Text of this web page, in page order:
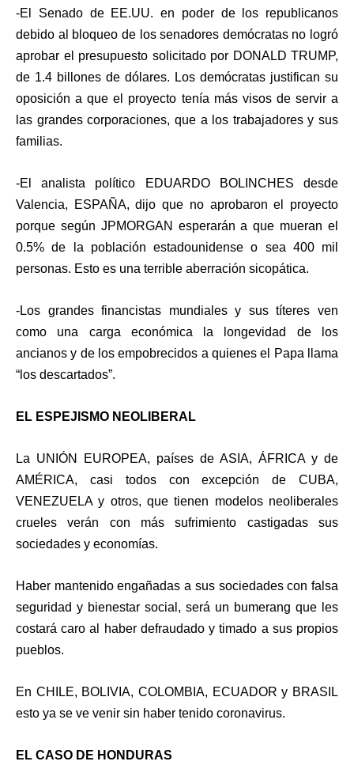
-El Senado de EE.UU. en poder de los republicanos
debido al bloqueo de los senadores demócratas no logró
aprobar el presupuesto solicitado por DONALD TRUMP,
de 1.4 billones de dólares. Los demócratas justifican su
oposición a que el proyecto tenía más visos de servir a
las grandes corporaciones, que a los trabajadores y sus
familias.
-El analista político EDUARDO BOLINCHES desde
Valencia, ESPAÑA, dijo que no aprobaron el proyecto
porque según JPMORGAN esperarán a que mueran el
0.5% de la población estadounidense o sea 400 mil
personas. Esto es una terrible aberración sicopática.
-Los grandes financistas mundiales y sus títeres ven
como una carga económica la longevidad de los
ancianos y de los empobrecidos a quienes el Papa llama
“los descartados”.
EL ESPEJISMO NEOLIBERAL
La UNIÓN EUROPEA, países de ASIA, ÁFRICA y de
AMÉRICA, casi todos con excepción de CUBA,
VENEZUELA y otros, que tienen modelos neoliberales
crueles verán con más sufrimiento castigadas sus
sociedades y economías.
Haber mantenido engañadas a sus sociedades con falsa
seguridad y bienestar social, será un bumerang que les
costará caro al haber defraudado y timado a sus propios
pueblos.
En CHILE, BOLIVIA, COLOMBIA, ECUADOR y BRASIL
esto ya se ve venir sin haber tenido coronavirus.
EL CASO DE HONDURAS